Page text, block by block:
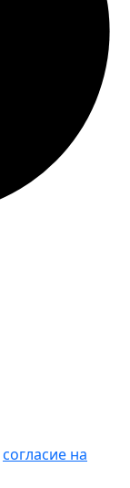
согласие на